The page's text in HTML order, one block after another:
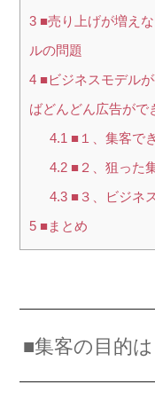
3 ■売り上げが増え
ルの問題
4 ■ビジネスモデル
ばどんどん広告がで
4.1 ■１、集客で
4.2■２、狙った
4.3■３、ビジネ
5 ■まとめ
■集客の目的